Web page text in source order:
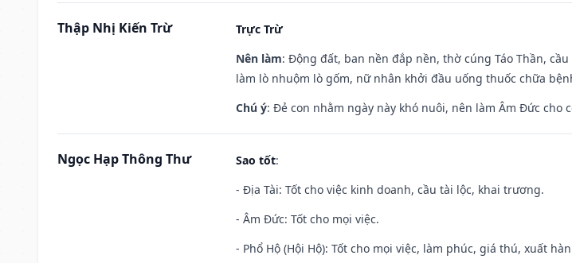
Thập Nhị Kiến Trừ
Trực Trừ
Nên làm: Động đất, ban nền đắp nền, thờ cúng Táo Thần,
làm lò nhuộm lò gốm, nữ nhân khởi đầu uống thuốc chữa
Chú ý: Đẻ con nhằm ngày này khó nuôi, nên làm Âm Đức cho
Ngọc Hạp Thông Thư Sao tốt:
- Địa Tài: Tốt cho việc kinh doanh, cầu tài lộc, khai trương.
- Âm Đức: Tốt cho mọi việc.
- Phổ Hộ (Hội Hộ): Tốt cho mọi việc, làm phúc, giá thú, xuất